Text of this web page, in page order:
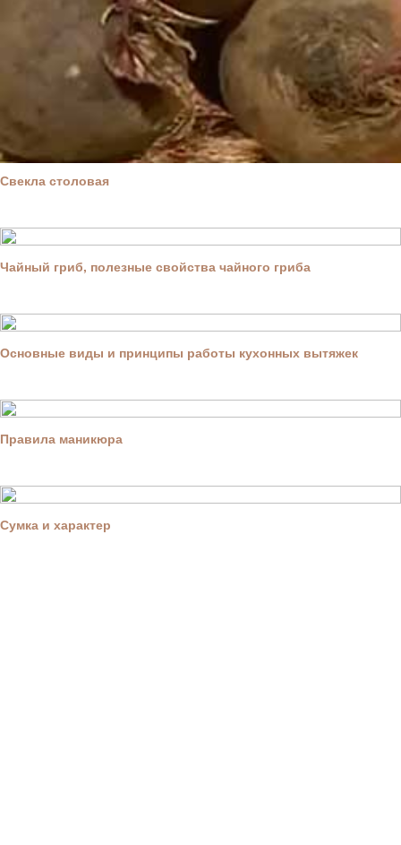
Свекла столовая
Чайный гриб, полезные свойства чайного гриба
Основные виды и принципы работы кухонных вытяжек
Правила маникюра
Сумка и характер